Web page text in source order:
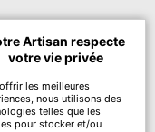
Artisan respecte
votre vie privée
les meilleures
nous utilisons des
telles que les
pour stocker et/ou